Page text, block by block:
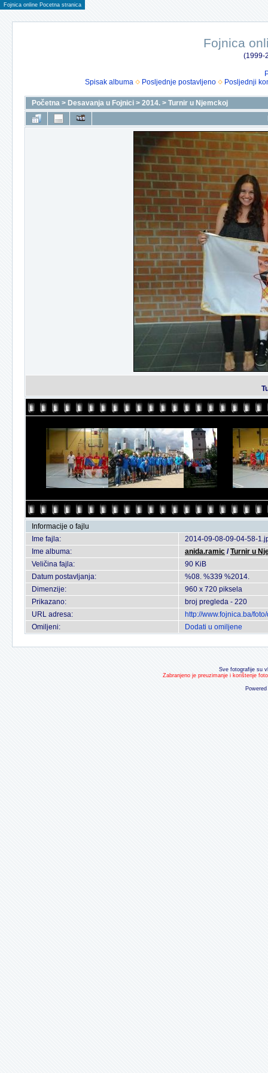
Fojnica online Pocetna stranica
Fojnica
(1999-
Spisak albuma
Posljednje postavljeno Posljednji
Početna > Desavanja u Fojnici > 2014. > Turnir u Njemckoj
Informacije o fajlu
Ime fajla:
2014-09-08-09-04-58-
Ime albuma:
anida.ramic /Turnir u
Veličina fajla:
90 KiB
Datum postavljanja:
%08. %339 %2014.
Dimenzije:
960 x 720 piksela
Prikazano:
broj pregleda - 220
URL adresa:
http://www.fojnica.ba/
Omiljeni:
Dodati u omiljene
Sve fotografije su
Zabranjeno je preuzimanje i korištenje